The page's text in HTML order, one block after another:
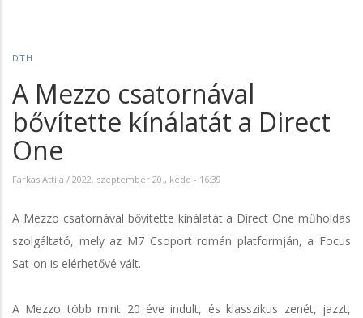
DTH
A Mezzo csatornával
bővítette kínálatát a Direct
One
Farkas Attila / 2022. szeptember 20., kedd - 16:39
A Mezzo csatornával bővítette kínálatát a Direct One műholdas
szolgáltató, mely az M7 Csoport román platformján, a Focus
Sat-on is elérhetővé vált.
A Mezzo több mint 20 éve indult, és klasszikus zenét, jazzt,